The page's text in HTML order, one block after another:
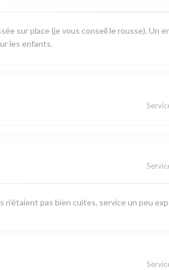
sur place (je vous conseil le rousse). Un
les enfants.
n'étaient pas bien cuites, service un peu